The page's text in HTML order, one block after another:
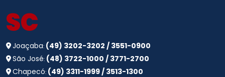
SC
Joaçaba:
(49) 3202-3202 / 3551-0900
São José:
(48) 3722-1000 / 3771-2700
Chapecó: (49) 3311-1999 / 3513-1300